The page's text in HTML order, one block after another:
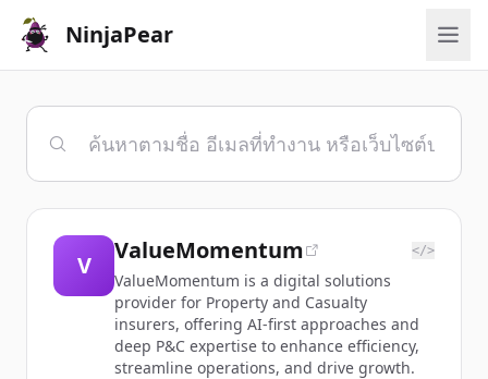
NinjaPear
V
ValueMomentum </>
ValueMomentum is a digital solutions
provider for Property and Casualty
insurers, offering AI-first approaches and
deep P&C expertise to enhance efficiency,
streamline operations, and drive growth.